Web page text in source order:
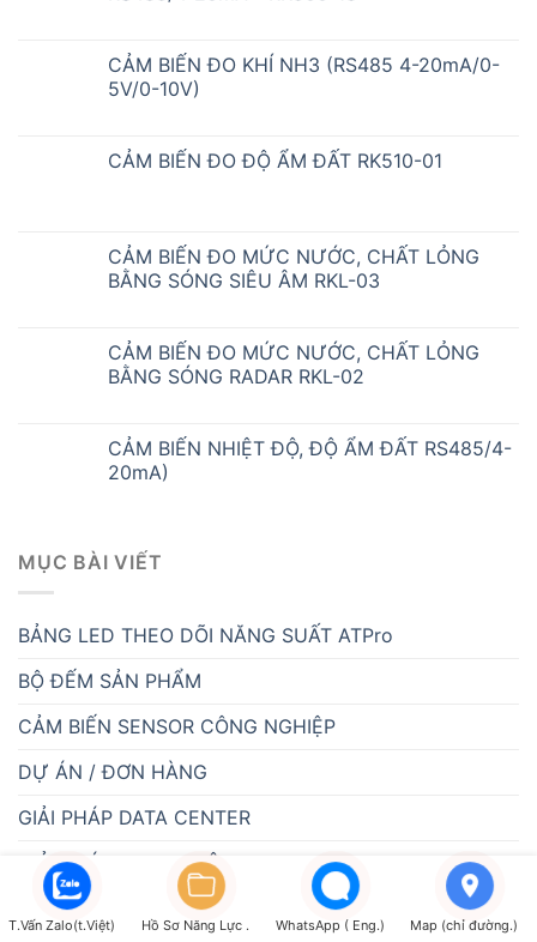
CẢM BIẾN ĐO KHÍ NH3 (RS485 4-20mA/0-
CẢM BIẾN ĐO ĐỘ ẨM ĐẤT RK510-01
CẢM BIẾN ĐO MỨC NƯỚC, CHẤT LỎNG
CẢM BIẾN NHIỆT ĐỘ, ĐỘ ẨM ĐẤT RS485/4-
BẢNG LED THEO DÕI NĂNG SUẤT ATPro
BỘ ĐẾM SẢN PHẨM
CẢM BIẾN SENSOR CÔNG NGHIỆP
DỰ ÁN / ĐƠN HÀNG
GIẢI PHÁP DATA CENTER
GIẢI PHÁP KIOSK THÔNG MINH
GIÁM SÁT NĂNG LƯỢNG
GIÁM SÁT NHIỆT ĐỘ
T.Vấn Zalo(t.Việt) Hồ Sơ Năng Lực . WhatsApp ( Eng.) Map (chỉ đường.)